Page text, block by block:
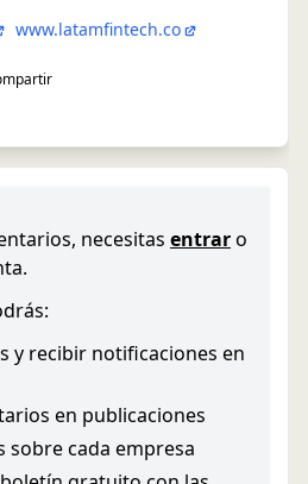
www.latamfintech.co
necesitas entraro
y recibir notificaciones en
en publicaciones
sobre cada empresa